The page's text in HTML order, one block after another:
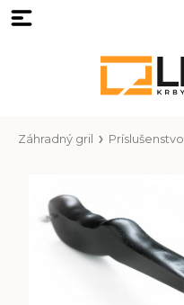
Záhradný gril Príslušenstvo